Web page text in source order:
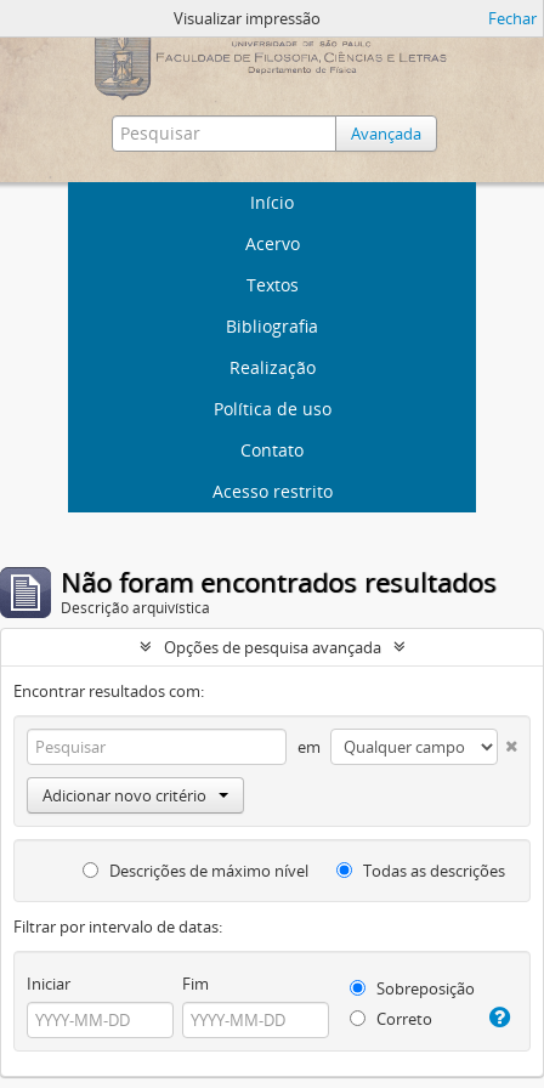
Avançada
Início
Acervo
Textos
Bibliografia
Realização
Política de uso
Contato
Acesso restrito
Visualizar impressão Fechar
Não foram encontrados resultados
Descrição arquivística
Opções de pesquisa avançada
Encontrar resultados com:
em
Adicionar novo critério
Descrições de máximo nível Todas as descrições
Filtrar por intervalo de datas:
Iniciar Fim
Sobreposição
Correto